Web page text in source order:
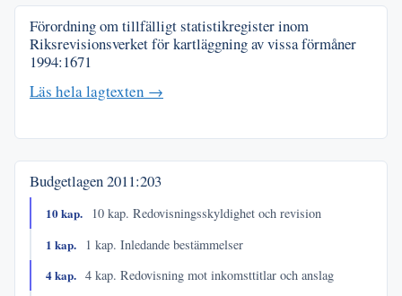
Förordning om tillfälligt statistikregister inom
Riksrevisionsverket för kartläggning av vissa förmåner
1994:1671
Läs hela lagtexten →
Budgetlagen2011:203
10 kap.
10 kap. Redovisningsskyldighet och revision
1 kap.
1 kap. Inledande bestämmelser
4 kap. 4 kap. Redovisning mot inkomsttitlar och anslag